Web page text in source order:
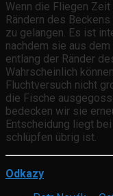
Wenn die Fliegen Zeit
Rändern des
zu gelangen. Es ist
nachdem sie aus
entlang der Ränder
Wahrscheinlich
Fluchtversuch nicht
die Fische
bedecken wir sie
Entscheidung liegt
schlüpfen übrig ist.
Odkazy